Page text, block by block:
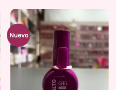
Nuevo